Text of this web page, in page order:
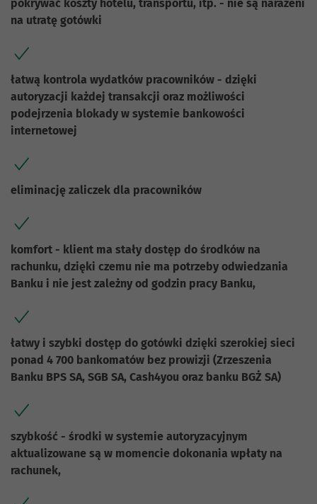
pokrywać koszty hotelu, transportu, itp. - nie są narażeni
na utratę gotówki
łatwą kontrola wydatków pracowników - dzięki
autoryzacji każdej transakcji oraz możliwości
podejrzenia blokady w systemie bankowości
internetowej
eliminację zaliczek dla pracowników
komfort - klient ma stały dostęp do środków na
rachunku, dzięki czemu nie ma potrzeby odwiedzania
Banku i nie jest zależny od godzin pracy Banku,
łatwy i szybki dostęp do gotówki dzięki szerokiej sieci
ponad 4 700 bankomatów bez prowizji (Zrzeszenia
Banku BPS SA, SGB SA, Cash4you oraz banku BGŻ SA)
szybkość - środki w systemie autoryzacyjnym
aktualizowane są w momencie dokonania wpłaty na
rachunek,